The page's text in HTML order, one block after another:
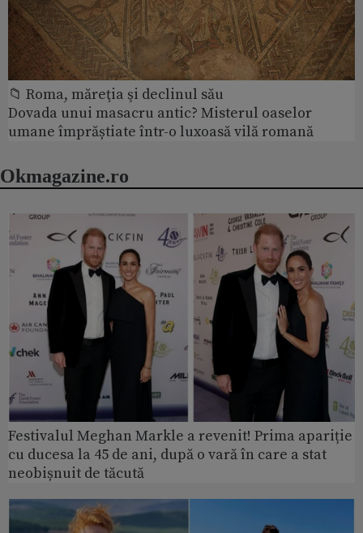
📁 Roma, măreţia şi declinul său
Dovada unui masacru antic? Misterul oaselor
umane împrăștiate într-o luxoasă vilă romană
Okmagazine.ro
Festivalul Meghan Markle a revenit! Prima apariție
cu ducesa la 45 de ani, după o vară în care a stat
neobișnuit de tăcută